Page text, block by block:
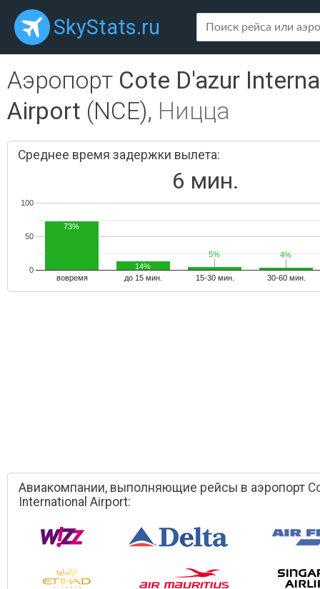
SkyStats.ru
Аэропорт Cote D'azur
Airport (NCE), Ницца
Среднее время задержки вылета:
6 мин.
вовремя до 15 мин. 15-30 мин. 30-60 мин.
0
50
100
73%
14%
5%
5% 4%
4%
Авиакомпании, выполняющие рейсы в аэропорт
International Airport: